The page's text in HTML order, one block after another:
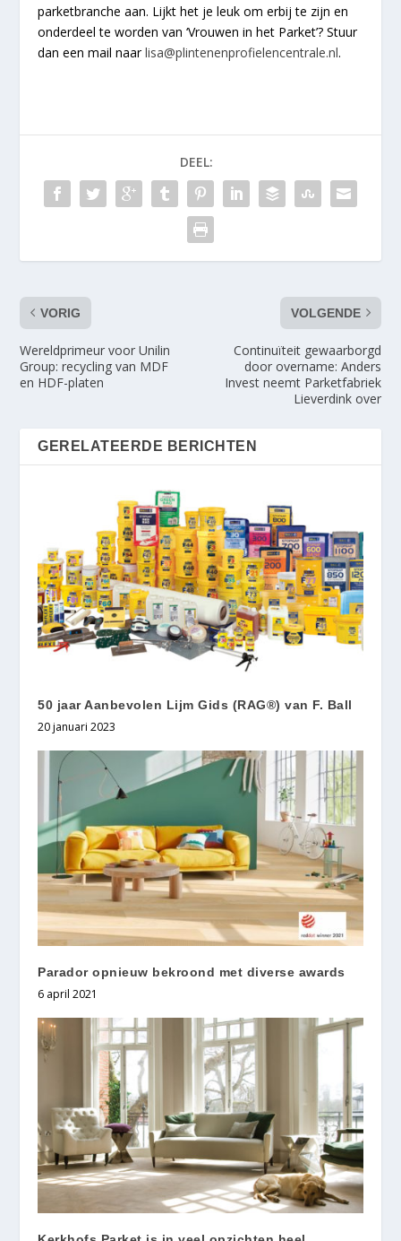
parketbranche aan. Lijkt het je leuk om erbij te zijn en
onderdeel te worden van ‘Vrouwen in het Parket’? Stuur
dan een mail naarlisa@plintenenprofielencentrale.nl.
DEEL:
VORIG
Wereldprimeur voor Unilin
Group: recycling van MDF
en HDF-platen
VOLGENDE
Continuïteit gewaarborgd
door overname: Anders
Invest neemt Parketfabriek
Lieverdink over
GERELATEERDE BERICHTEN
50 jaar Aanbevolen Lijm Gids (RAG®) van F. Ball
20 januari 2023
Parador opnieuw bekroond met diverse awards
6 april 2021